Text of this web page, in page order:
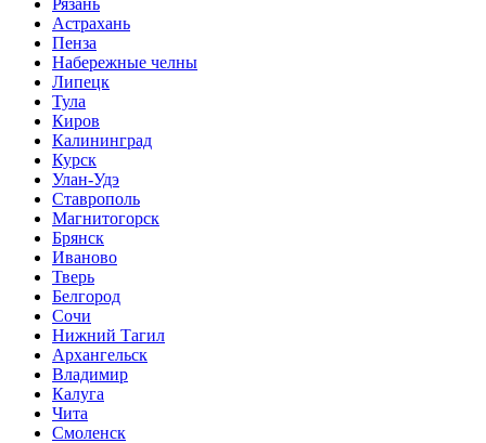
Астрахань
Пенза
Набережные челны
Липецк
Тула
Киров
Калининград
Курск
Улан-Удэ
Ставрополь
Магнитогорск
Брянск
Иваново
Тверь
Белгород
Сочи
Нижний Тагил
Архангельск
Владимир
Калуга
Чита
Смоленск